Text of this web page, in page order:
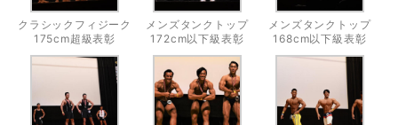
クラシックフィジーク
175cm超級表彰
メンズタンクトップ
172cm以下級表彰
メンズタンクトップ
168cm以下級表彰